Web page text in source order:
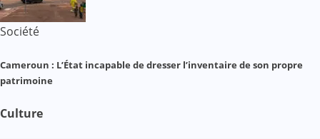
Société
Cameroun : L’État incapable de dresser l’inventaire de son propre
patrimoine
Culture